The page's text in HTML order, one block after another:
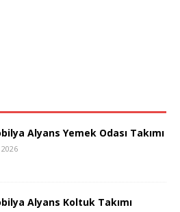
Alyans Yemek Odası Takımı
Alyans Koltuk Takımı